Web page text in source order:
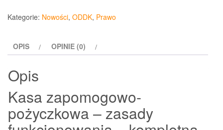
zapomogowo-
pożyczkowa
zasady
–
kompletna
dokumentacja
Kategorie: Nowości, ODDK, Prawo
OPIS OPINIE (0)
Opis
Kasa zapomogowo-
pożyczkowa – zasady